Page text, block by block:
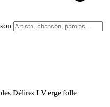
Délires I Vierge folle